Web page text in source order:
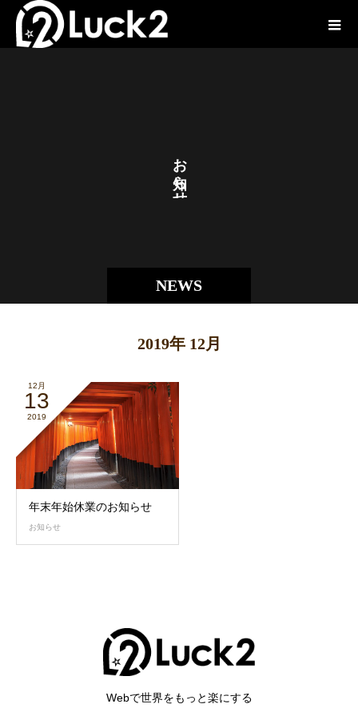
NEWS
お
ら
せ
2019年 12月
12月
13
2019
年末年始休業のお知らせ
お知らせ
Webで世界をもっと楽にする